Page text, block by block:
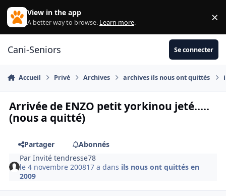
Aller au contenu
View in the app
A better way to browse. Learn more. ×
Cani-Seniors Se connecter
Accueil Privé Archives archives ils nous ont quittés
Arrivée de ENZO petit yorkinou jeté.....
(nous a quitté)
Partager
Abonnés
ParInvité tendresse78
le 4 novembre 200817 a dans ils nous ont quittés en
2009